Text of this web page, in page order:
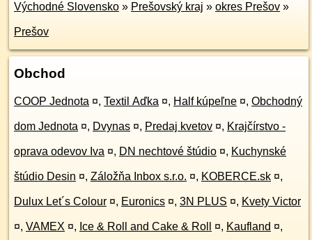
Východné Slovensko » Prešovský kraj » okres Prešov »
Prešov
Obchod
COOP Jednota ¤, Textil Aďka ¤, Half kúpeľne ¤, Obchodný
dom Jednota ¤, Dvynas ¤, Predaj kvetov ¤, Krajčírstvo -
oprava odevov Iva ¤, DN nechtové štúdio ¤, Kuchynské
štúdio Desin ¤, Záložňa Inbox s.r.o. ¤, KOBERCE.sk ¤,
Dulux Let´s Colour ¤, Euronics ¤, 3N PLUS ¤, Kvety Victor
¤, VAMEX ¤, Ice & Roll and Cake & Roll ¤, Kaufland ¤,